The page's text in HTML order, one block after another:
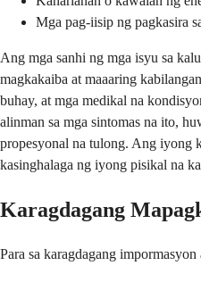
Mga pag-iisip ng pagkasira
Ang mga sanhi ng mga isyu sa
magkakaiba at maaaring
buhay, at mga medikal na
alinman sa mga sintomas na ito,
propesyonal na tulong. Ang iyong
kasinghalaga ng iyong pisikal na
Karagdagang
Para sa karagdagang impormasyon